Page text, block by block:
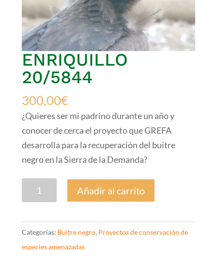
ENRIQUILLO
20/5844
300,00€
¿Quieres ser mi padrino durante un año y
conocer de cerca el proyecto que GREFA
desarrolla para la recuperación del buitre
negro en la Sierra de la Demanda?
ENRIQUILLO
20/5844
Añadir al carrito
Categorías: Buitre negro, Proyectos de conservación de
especies amenazadas